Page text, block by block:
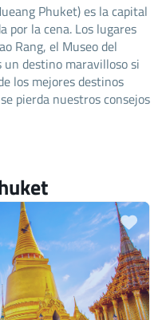
Phuket) es la capital
por la cena. Los lugares
Rang, el Museo del
un destino maravilloso si
los mejores destinos
pierda nuestros consejos